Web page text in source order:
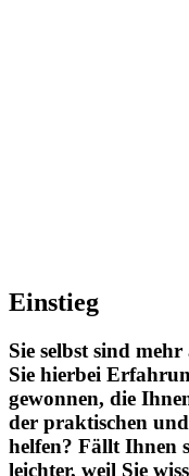
Einstieg
Sie selbst sind
Sie hierbei
gewonnen, die
der praktischen
helfen? Fällt Ihnen
leichter, weil Sie